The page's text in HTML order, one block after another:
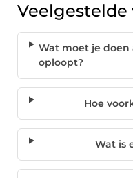
Veelgestelde
Wat moet je doen
oploopt?
Hoe
Wat is